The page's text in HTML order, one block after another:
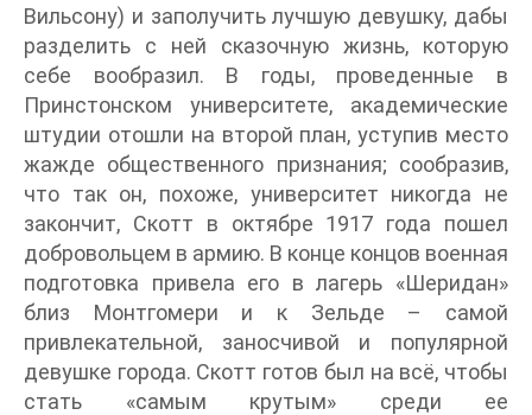
Вильсону) и заполучить лучшую девушку, дабы
разделить с ней сказочную жизнь, которую
себе вообразил. В годы, проведенные в
Принстонском университете, академические
штудии отошли на второй план, уступив место
жажде общественного признания; сообразив,
что так он, похоже, университет никогда не
закончит, Скотт в октябре 1917 года пошел
добровольцем в армию. В конце концов военная
подготовка привела его в лагерь «Шеридан»
близ Монтгомери и к Зельде – самой
привлекательной, заносчивой и популярной
девушке города. Скотт готов был на всё, чтобы
стать «самым крутым» среди ее